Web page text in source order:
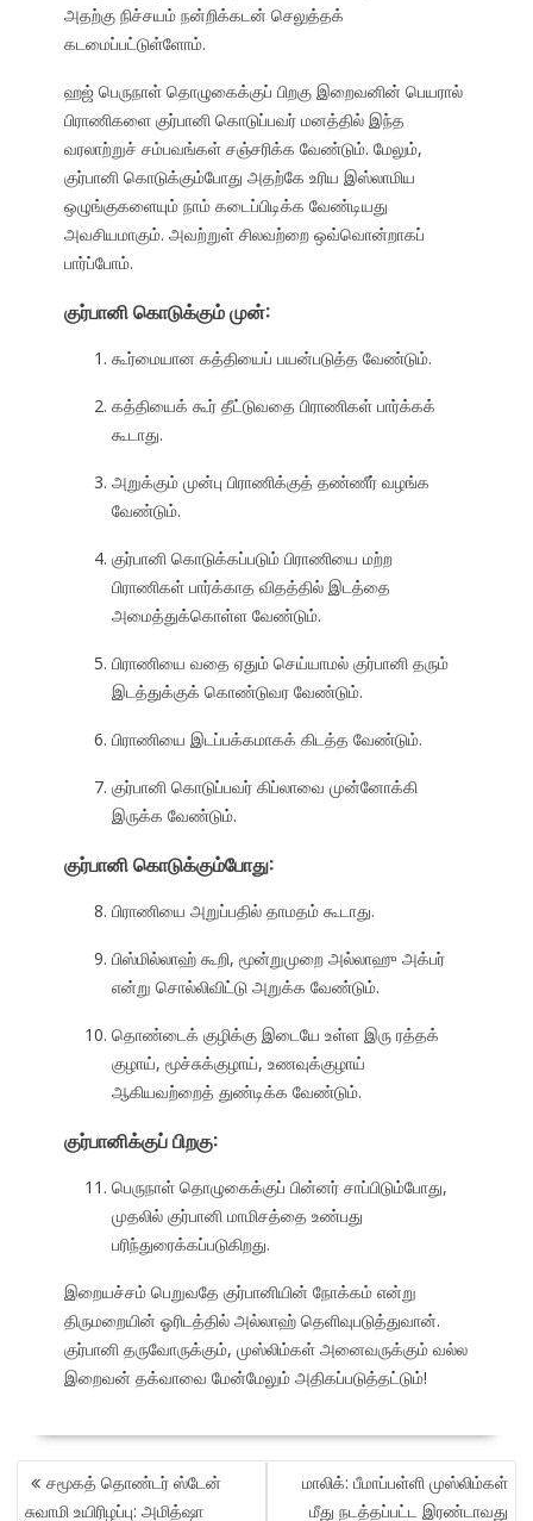
அதற்கு நிச்சயம் நன்றிக்கடன் செலுத்தக்
கடமைப்பட்டுள்ளோம்.
ஹஜ் பெருநாள் தொழுகைக்குப் பிறகு இறைவனின் பெயரால்
பிராணிகளை குர்பானி கொடுப்பவர் மனத்தில் இந்த
வரலாற்றுச் சம்பவங்கள் சஞ்சரிக்க வேண்டும். மேலும்,
குர்பானி கொடுக்கும்போது அதற்கே உரிய இஸ்லாமிய
ஒழுங்குகளையும் நாம் கடைப்பிடிக்க வேண்டியது
அவசியமாகும். அவற்றுள் சிலவற்றை ஒவ்வொன்றாகப்
பார்ப்போம்.
குர்பானி கொடுக்கும் முன்:
கூர்மையான கத்தியைப் பயன்படுத்த வேண்டும்.
கத்தியைக் கூர் தீட்டுவதை பிராணிகள் பார்க்கக்
கூடாது.
அறுக்கும் முன்பு பிராணிக்குத் தண்ணீர் வழங்க
வேண்டும்.
குர்பானி கொடுக்கப்படும் பிராணியை மற்ற
பிராணிகள் பார்க்காத விதத்தில் இடத்தை
அமைத்துக்கொள்ள வேண்டும்.
பிராணியை வதை ஏதும் செய்யாமல் குர்பானி தரும்
இடத்துக்குக் கொண்டுவர வேண்டும்.
பிராணியை இடப்பக்கமாகக் கிடத்த வேண்டும்.
குர்பானி கொடுப்பவர் கிப்லாவை முன்னோக்கி
இருக்க வேண்டும்.
குர்பானி கொடுக்கும்போது:
பிராணியை அறுப்பதில் தாமதம் கூடாது.
பிஸ்மில்லாஹ் கூறி, மூன்றுமுறை அல்லாஹு அக்பர்
என்று சொல்லிவிட்டு அறுக்க வேண்டும்.
தொண்டைக் குழிக்கு இடையே உள்ள இரு ரத்தக்
குழாய், மூச்சுக்குழாய், உணவுக்குழாய்
ஆகியவற்றைத் துண்டிக்க வேண்டும்.
குர்பானிக்குப் பிறகு:
பெருநாள் தொழுகைக்குப் பின்னர் சாப்பிடும்போது,
முதலில் குர்பானி மாமிசத்தை உண்பது
பரிந்துரைக்கப்படுகிறது.
இறையச்சம் பெறுவதே குர்பானியின் நோக்கம் என்று
திருமறையின் ஓரிடத்தில் அல்லாஹ் தெளிவுபடுத்துவான்.
குர்பானி தருவோருக்கும், முஸ்லிம்கள் அனைவருக்கும் வல்ல
இறைவன் தக்வாவை மேன்மேலும் அதிகப்படுத்தட்டும்!
POST
NAVIGATION
சமூகத் தொண்டர் ஸ்டேன்
சுவாமி உயிரிழப்பு: அமித்ஷா
மாலிக்: பீமாப்பள்ளி முஸ்லிம்கள்
மீது நடத்தப்பட்ட இரண்டாவது